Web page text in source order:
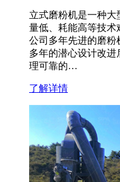
立式磨粉机是一种
量低、耗能高等技术
公司多年先进的磨粉
多年的潜心设计改
理可靠的…
了解详情